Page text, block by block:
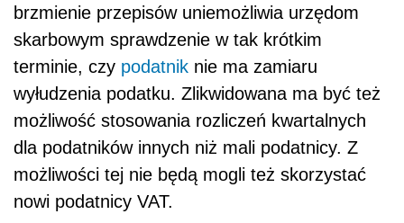
brzmienie przepisów uniemożliwia urzędom
skarbowym sprawdzenie w tak krótkim
terminie, czy podatnik nie ma zamiaru
wyłudzenia podatku. Zlikwidowana ma być też
możliwość stosowania rozliczeń kwartalnych
dla podatników innych niż mali podatnicy. Z
możliwości tej nie będą mogli też skorzystać
nowi podatnicy VAT.